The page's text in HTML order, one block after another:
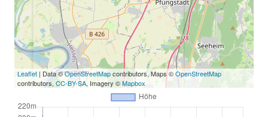
Leaflet | Data ©OpenStreetMapcontributors, Maps ©OpenStreetMap
contributors, CC-BY-SA, Imagery ©Mapbox